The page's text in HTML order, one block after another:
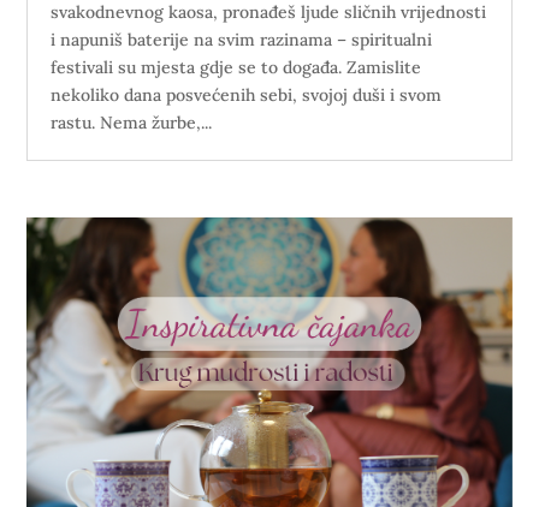
svakodnevnog kaosa, pronađeš ljude sličnih vrijednosti
i napuniš baterije na svim razinama – spiritualni
festivali su mjesta gdje se to događa. Zamislite
nekoliko dana posvećenih sebi, svojoj duši i svom
rastu. Nema žurbe,...